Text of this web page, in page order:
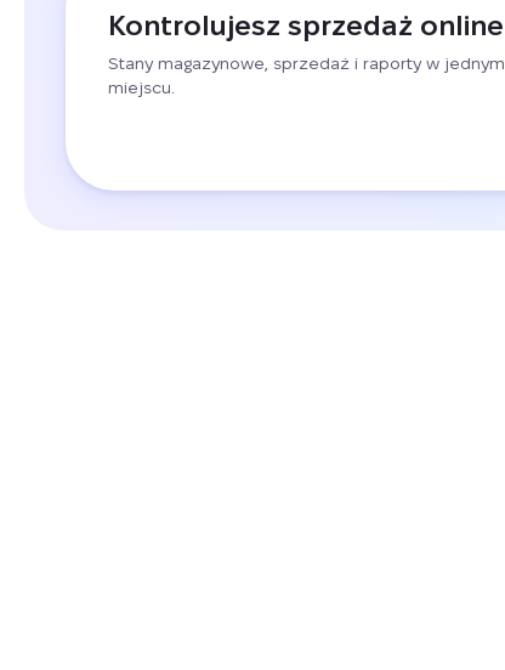
Kontrolujesz sprzedaż online
Stany magazynowe, sprzedaż i raporty w jednym
miejscu.